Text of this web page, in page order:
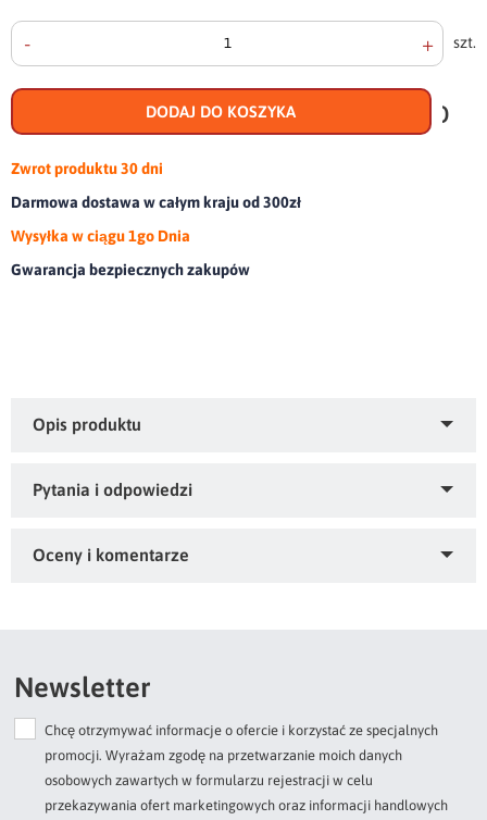
- + szt.
DODAJ DO KOSZYKA
do
Zwrot produktu30 dni
Darmowa dostawa w całym kraju od 300zł
Wysyłka w ciągu 1go Dnia
Gwarancja bezpiecznych zakupów
Gramatura: 760 GSM, Skład: 100% poliester
Zapytaj o produkt
Dodaj opinię o produkcie
Twoja ocena
Bardzo dobry
Newsletter
Chcę otrzymywać informacje o ofercie i korzystać ze specjalnych
promocji. Wyrażam zgodę na przetwarzanie moich danych
osobowych zawartych w formularzu rejestracji w celu
przekazywania ofert marketingowych oraz informacji handlowych